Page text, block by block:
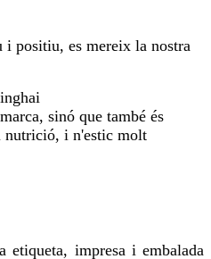
i positiu, es mereix la nostra
sinó que també és
nutrició, i n'estic molt
etiqueta, impresa i embalada